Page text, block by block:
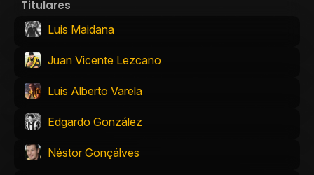
Titulares
Luis Maidana
Juan Vicente Lezcano
Luis Alberto Varela
Edgardo González
Néstor Gonçálves